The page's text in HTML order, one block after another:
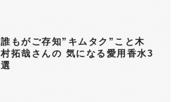
誰もがご存知”キムタク”こと木
村拓哉さんの 気になる愛用香水3
選